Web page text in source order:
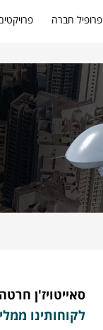
פרופיל חברה
סאייטויז'ן
לקוחותינו